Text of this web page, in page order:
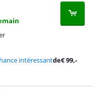
intéressantde€99,-